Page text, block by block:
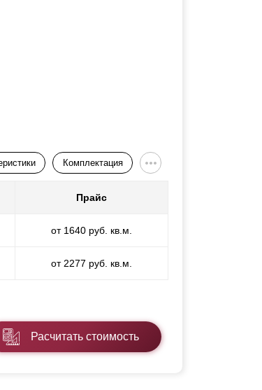
Комплектация
Прайс
от 1640 руб. кв.м.
от 2277 руб. кв.м.
Расчитать стоимость